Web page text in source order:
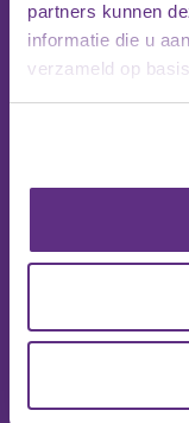
partners kunnen
informatie die u
verzameld op